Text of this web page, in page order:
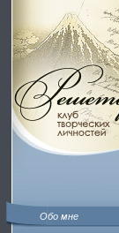
Обо мне